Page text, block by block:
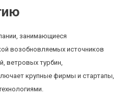
занимающиеся
возобновляемых источников
ветровых турбин,
крупные фирмы и стартапы,